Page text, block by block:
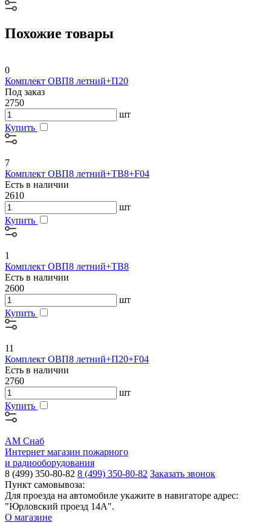
Похожие товары
0
Комплект ОВП8 летний+П20
Под заказ
2750
шт
Купить
7
Комплект ОВП8 летний+ТВ8+F04
Есть в наличии
2610
шт
Купить
1
Комплект ОВП8 летний+ТВ8
Есть в наличии
2600
шт
Купить
11
Комплект ОВП8 летний+П20+F04
Есть в наличии
2760
шт
Купить
АМ Снаб
Интернет магазин пожарного
и радиооборудования
8 (499) 350-80-82 8 (499) 350-80-82 Заказать звонок
Пункт самовывоза:
Для проезда на автомобиле укажите в навигаторе адрес:
"Юрловский проезд 14А".
О магазине